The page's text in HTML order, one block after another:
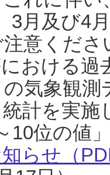
3月及び4
意くだ
おける過
の気象観
計を実
10位の値
らせ（